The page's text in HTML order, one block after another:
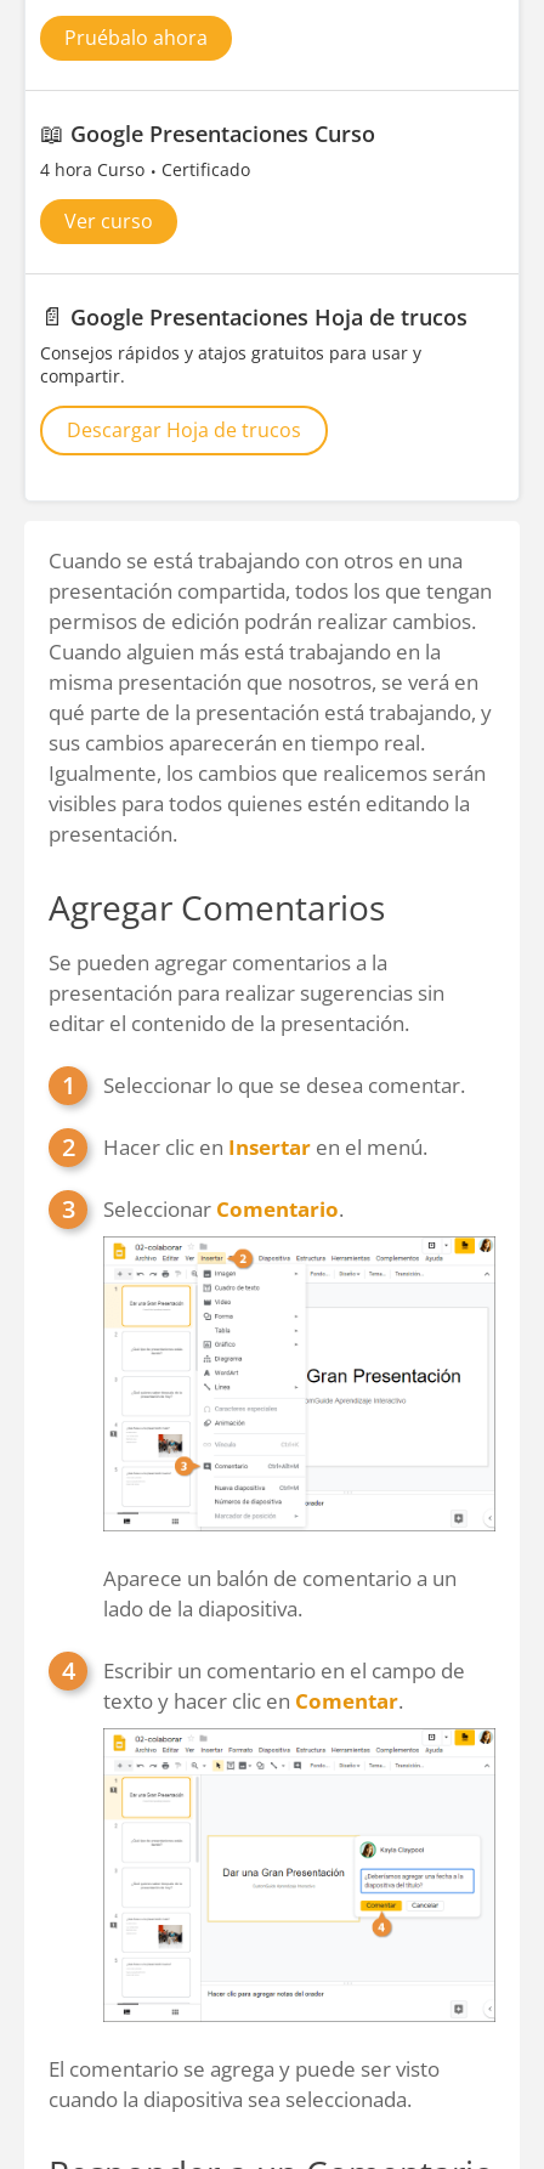
Pruébalo ahora
📖 Google Presentaciones Curso
4 hora Curso Certificado
Ver curso
📄 Google Presentaciones Hoja de trucos
Consejos rápidos y atajos gratuitos para usar y
compartir.
Descargar Hoja de trucos
Cuando se está trabajando con otros en una
presentación compartida, todos los que tengan
permisos de edición podrán realizar cambios.
Cuando alguien más está trabajando en la
misma presentación que nosotros, se verá en
qué parte de la presentación está trabajando, y
sus cambios aparecerán en tiempo real.
Igualmente, los cambios que realicemos serán
visibles para todos quienes estén editando la
presentación.
Agregar Comentarios
Se pueden agregar comentarios a la
presentación para realizar sugerencias sin
editar el contenido de la presentación.
Seleccionar lo que se desea comentar.
Hacer clic en Insertar en el menú.
Seleccionar Comentario.
Aparece un balón de comentario a un
lado de la diapositiva.
Escribir un comentario en el campo de
texto y hacer clic en Comentar.
El comentario se agrega y puede ser visto
cuando la diapositiva sea seleccionada.